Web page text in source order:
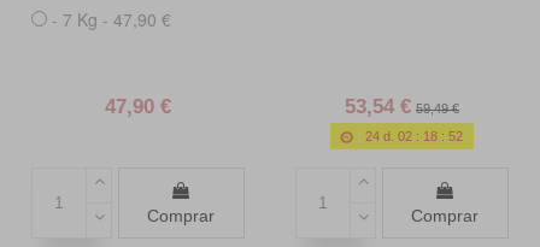
- 7 Kg - 47,90 €
47,90 €
Comprar
53,54 € 59,49 €
24 d. 02 : 18 :50
Comprar